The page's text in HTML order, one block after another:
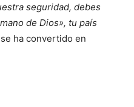
seguridad, debes
de Dios», tu país
ha convertido en